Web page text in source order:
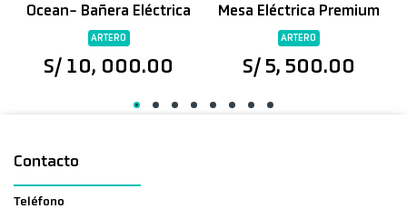
Ocean- Bañera Eléctrica
ARTERO
S/ 10, 000.00
Mesa Eléctrica Premium
ARTERO
S/ 5, 500.00
Contacto
Teléfono